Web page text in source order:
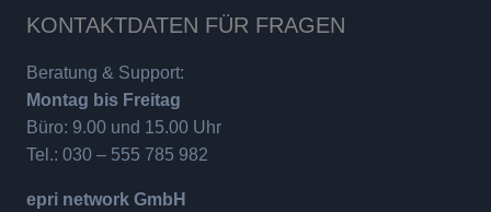
KONTAKTDATEN FÜR FRAGEN
Beratung & Support:
Montag bis Freitag
Büro: 9.00 und 15.00 Uhr
Tel.: 030 – 555 785 982
epri network GmbH